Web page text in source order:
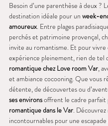
Besoin d’une parenthèse à deux ?
destination idéale pour un week-
amoureux. Entre plages
perchés et patrimoine provençal,
invite au romantisme. Et pour
expérience pleinement, rien de tel
romantique chez Love room Var,
et ambiance cocooning. Que vous
détente, de découvertes ou
ses environs offrent le cadre parfait
romantique dans le Var.
incontournables pour une